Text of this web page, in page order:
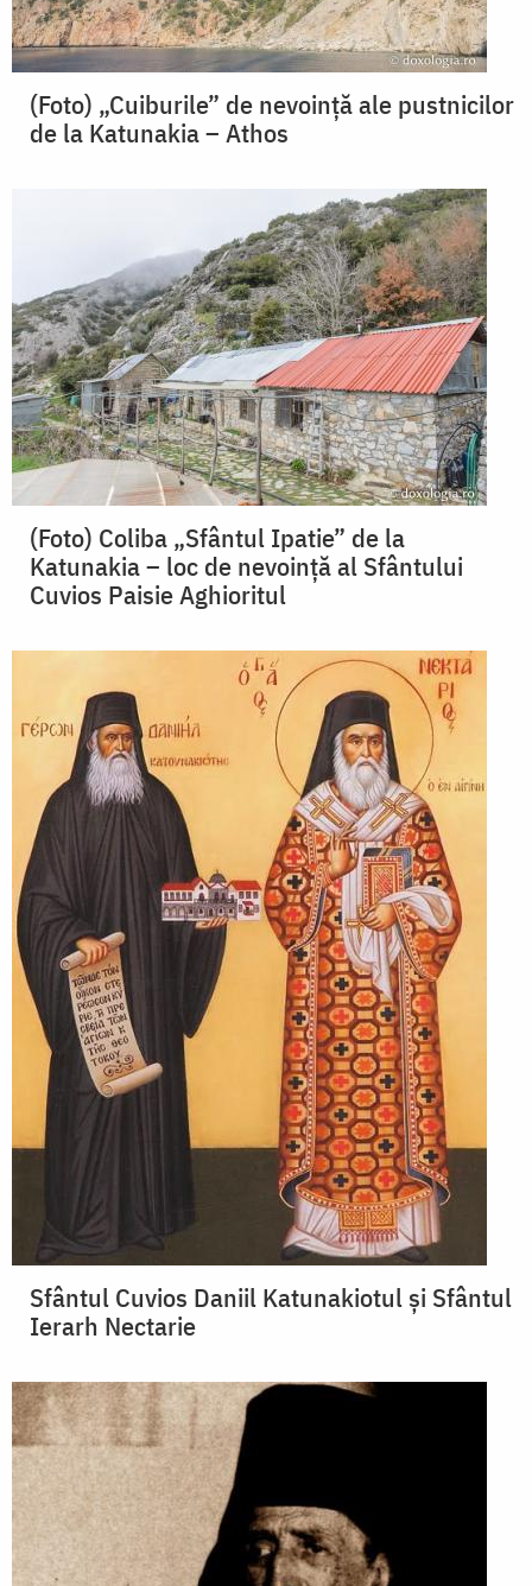
(Foto) „Cuiburile” de nevoință ale pustnicilor
de la Katunakia – Athos
(Foto) Coliba „Sfântul Ipatie” de la
Katunakia – loc de nevoinţă al Sfântului
Cuvios Paisie Aghioritul
Sfântul Cuvios Daniil Katunakiotul și Sfântul
Ierarh Nectarie